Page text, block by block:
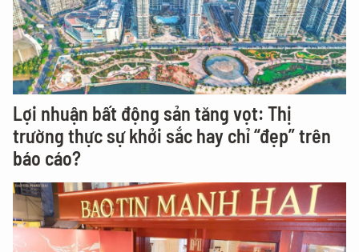
Lợi nhuận bất động sản tăng vọt: Thị
trường thực sự khởi sắc hay chỉ “đẹp” trên
báo cáo?